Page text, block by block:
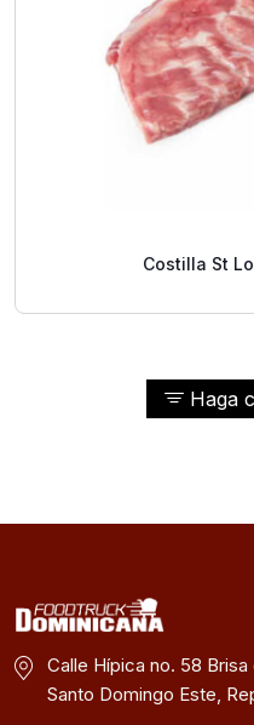
Haga
Costilla St
Calle Hípica no. 58
Santo Domingo Este,